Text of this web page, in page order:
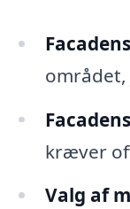
kræver
Valg af